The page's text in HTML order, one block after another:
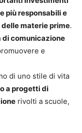
più responsabili e
materie prime.
di comunicazione
e
di uno stile di vita
a progetti di
rivolti a scuole,